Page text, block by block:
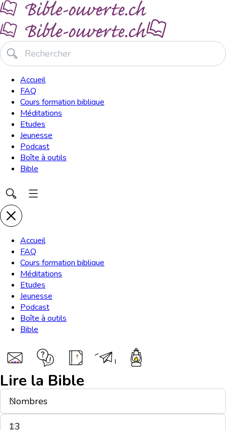
Accueil
FAQ
Cours formation biblique
Méditations
Etudes
Jeunesse
Podcast
Boîte à outils
Bible
Accueil
FAQ
Cours formation biblique
Méditations
Etudes
Jeunesse
Podcast
Boîte à outils
Bible
Lire la Bible